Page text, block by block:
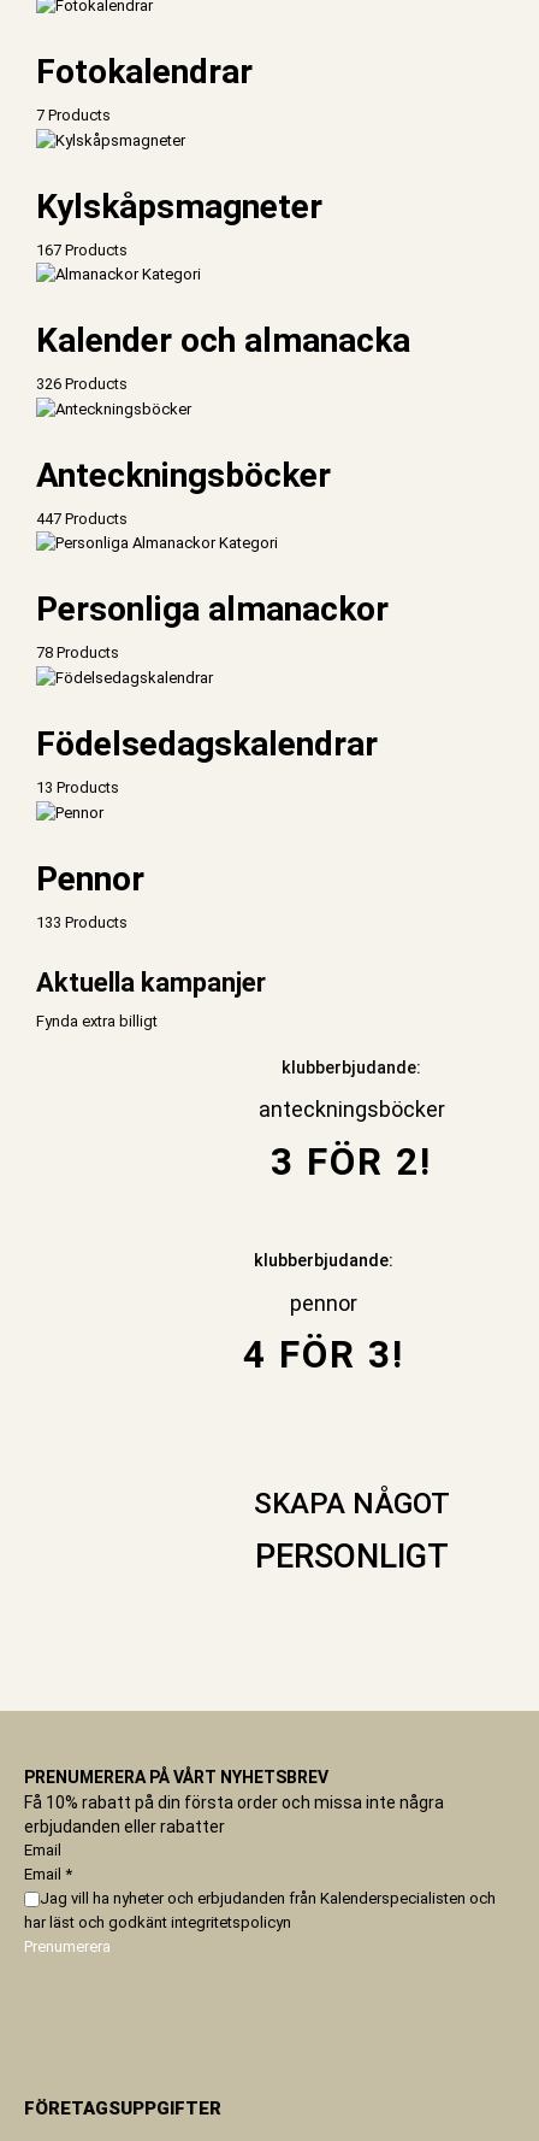
Fotokalendrar
7 Products
Kylskåpsmagneter
167 Products
Kalender och almanacka
326 Products
Anteckningsböcker
447 Products
Personliga almanackor
78 Products
Födelsedagskalendrar
13 Products
Pennor
133 Products
Aktuella kampanjer
Fynda extra billigt
klubberbjudande:
anteckningsböcker
3 FÖR 2!
klubberbjudande:
pennor
4 FÖR 3!
SKAPA NÅGOT
PERSONLIGT
PRENUMERERA PÅ VÅRT NYHETSBREV
Få 10% rabatt på din första order och missa inte några
erbjudanden eller rabatter
Email
Email *
Jag vill ha nyheter och erbjudanden från Kalenderspecialisten och
har läst och godkänt integritetspolicyn
Prenumerera
FÖRETAGSUPPGIFTER